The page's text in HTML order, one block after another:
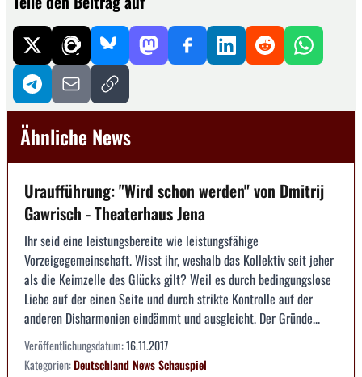
Ähnliche News
Uraufführung: "Wird schon werden" von Dmitrij
Gawrisch - Theaterhaus Jena
Ihr seid eine leistungsbereite wie leistungsfähige
Vorzeigegemeinschaft. Wisst ihr, weshalb das Kollektiv seit jeher
als die Keimzelle des Glücks gilt? Weil es durch bedingungslose
Liebe auf der einen Seite und durch strikte Kontrolle auf der
anderen Disharmonien eindämmt und ausgleicht. Der Gründe...
Veröffentlichungsdatum:16.11.2017
Kategorien:DeutschlandNewsSchauspiel